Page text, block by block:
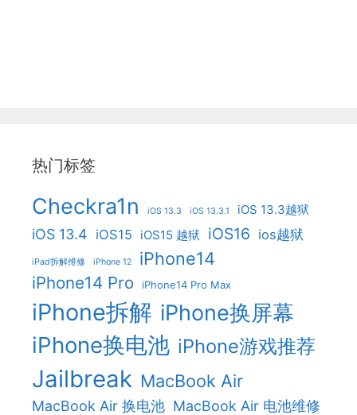
热门标签
Checkra1n iOS 13.3 iOS 13.3.1 iOS 13.3越狱
iOS 13.4 iOS15 iOS15 越狱 iOS16 ios越狱
iPad拆解维修 iPhone 12 iPhone14
iPhone14 Pro iPhone14 Pro Max
iPhone拆解 iPhone换屏幕
iPhone换电池 iPhone游戏推荐
Jailbreak MacBook Air
MacBook Air 换电池 MacBook Air 电池维修